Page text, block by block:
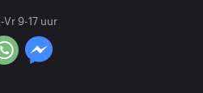
Vr 9-17 uur